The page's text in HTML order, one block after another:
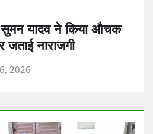
सुमन यादव ने किया औचक
जताई नाराजगी
2026